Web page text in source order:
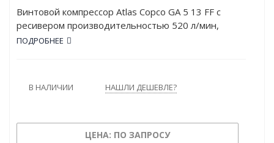
Винтовой компрессор Atlas Copco GA 5 13 FF с
ресивером производительностью 520 л/мин,
рабочим давлением в 13 атм и мощностью в 5 кВт.
ПОДРОБНЕЕ
В НАЛИЧИИ НАШЛИ ДЕШЕВЛЕ?
ЦЕНА: ПО ЗАПРОСУ